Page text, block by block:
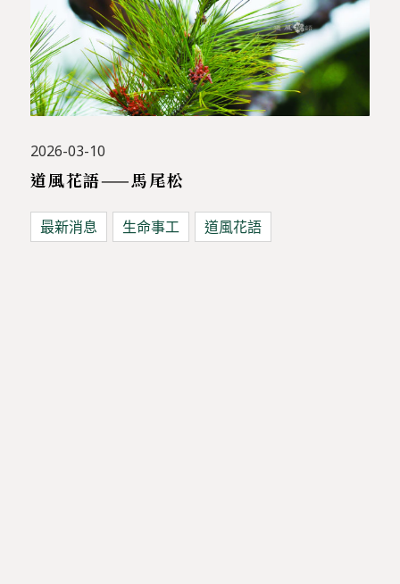
2026-03-10
道風花語——馬尾松
最新消息 生命事工 道風花語